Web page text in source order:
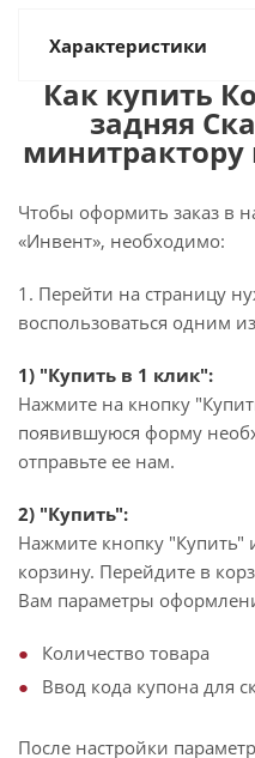
Характеристики
Как купить
задняя
минитрактору
Чтобы оформить заказ в
«Инвент», необходимо:
1. Перейти на страницу
воспользоваться одним
1) "Купить в 1 клик":
Нажмите на кнопку
появившуюся форму
отправьте ее нам.
2) "Купить":
Нажмите кнопку "Купить"
корзину. Перейдите в
Вам параметры
Количество товара
Ввод кода купона для
После настройки